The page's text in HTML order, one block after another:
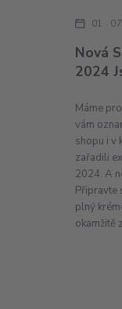
Nová
2024
01 07
Máme
vám
shopu i v
zařadili
2024. A
Připravte
plný
okamžitě